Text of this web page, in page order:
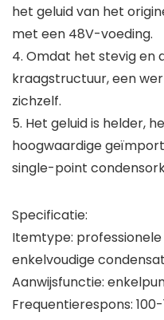
het geluid van het
met een 48V-voeding.
4. Omdat het stevig en
kraagstructuur, een
zichzelf.
5. Het geluid is helder,
hoogwaardige
single-point
Specificatie:
Itemtype:
enkelvoudige
Aanwijsfunctie:
Frequentierespons: 100-